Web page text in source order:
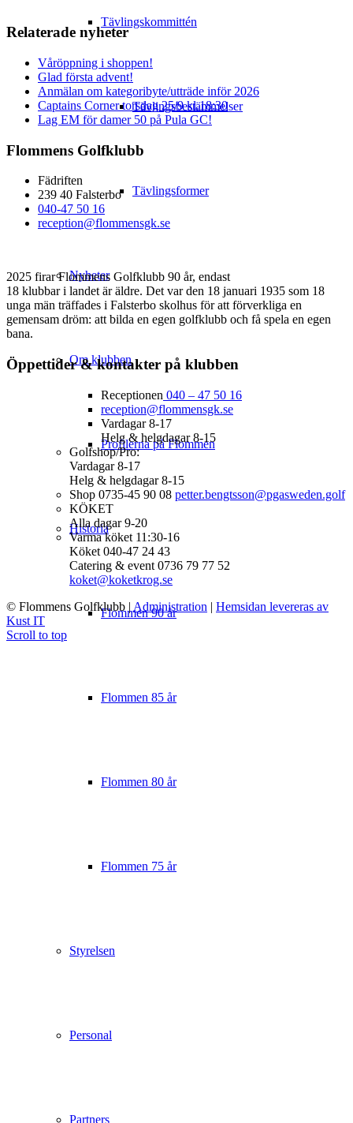
Tävlingskommittén
Tävlingsbestämmelser
Tävlingsformer
Nyheter
Om klubben
Profilerna på Flommen
Historia
Flommen 90 år
Flommen 85 år
Flommen 80 år
Flommen 75 år
Styrelsen
Personal
Partners
Relaterade nyheter
Våröppning i shoppen!
Glad första advent!
Anmälan om kategoribyte/utträde inför 2026
Captains Corner torsdag 25/9 kl.18:30
Lag EM för damer 50 på Pula GC!
Flommens Golfklubb
Fädriften
239 40 Falsterbo
040-47 50 16
reception@flommensgk.se
2025 firar Flommens Golfklubb 90 år, endast
18 klubbar i landet är äldre. Det var den 18 januari 1935 som 18
unga män träffades i Falsterbo skolhus för att förverkliga en
gemensam dröm: att bilda en egen golfklubb och få spela en egen
bana.
Öppettider & kontakter på klubben
Receptionen 040 – 47 50 16
reception@flommensgk.se
Vardagar 8-17
Helg & helgdagar 8-15
Golfshop/Pro:
Vardagar 8-17
Helg & helgdagar 8-15
Shop 0735-45 90 08 petter.bengtsson@pgasweden.golf
KÖKET
Alla dagar 9-20
Varma köket 11:30-16
Köket 040-47 24 43
Catering & event 0736 79 77 52
koket@koketkrog.se
© Flommens Golfklubb | Administration | Hemsidan levereras av
Kust IT
Scroll to top